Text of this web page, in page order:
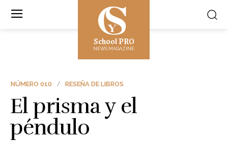
School PRO
NEWS MAGAZINE
NÚMERO 010 RESEÑA DE LIBROS
El prisma y el
péndulo